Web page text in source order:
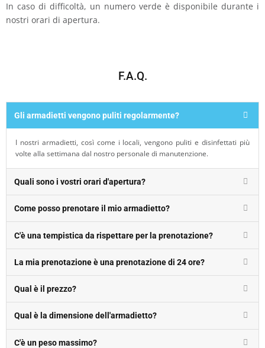
In caso di difficoltà, un numero verde è disponibile durante i
nostri orari di apertura.
F.A.Q.
Gli armadietti vengono puliti regolarmente?
I nostri armadietti, così come i locali, vengono puliti e disinfettati più
volte alla settimana dal nostro personale di manutenzione.
Quali sono i vostri orari d'apertura?
Come posso prenotare il mio armadietto?
C'è una tempistica da rispettare per la prenotazione?
La mia prenotazione è una prenotazione di 24 ore?
Qual è il prezzo?
Qual è la dimensione dell'armadietto?
C'è un peso massimo?